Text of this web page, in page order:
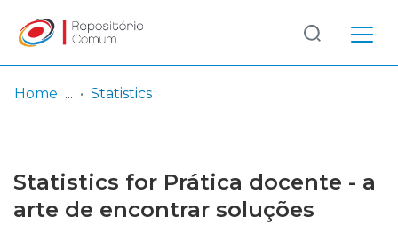
Browse repository
Log
In
(current)
Home Statistics
Statistics for Prática docente - a
arte de encontrar soluções